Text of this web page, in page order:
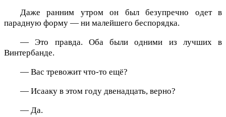
Даже ранним утром он был безупречно одет в
парадную форму — ни малейшего беспорядка.
— Это правда. Оба были одними из лучших в
Винтербанде.
— Вас тревожит что-то ещё?
— Исааку в этом году двенадцать, верно?
— Да.